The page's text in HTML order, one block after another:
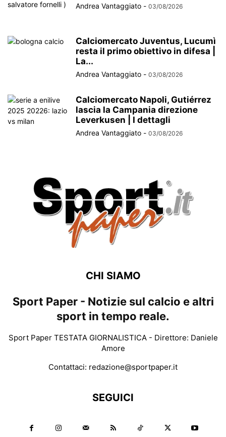
Andrea Vantaggiato - 03/08/2026
Calciomercato Juventus, Lucumì
resta il primo obiettivo in difesa |
La...
Andrea Vantaggiato - 03/08/2026
Calciomercato Napoli, Gutiérrez
lascia la Campania direzione
Leverkusen | I dettagli
Andrea Vantaggiato - 03/08/2026
CHI SIAMO
Sport Paper - Notizie sul calcio e altri
sport in tempo reale.
Sport Paper TESTATA GIORNALISTICA - Direttore: Daniele
Amore
Contattaci: redazione@sportpaper.it
SEGUICI